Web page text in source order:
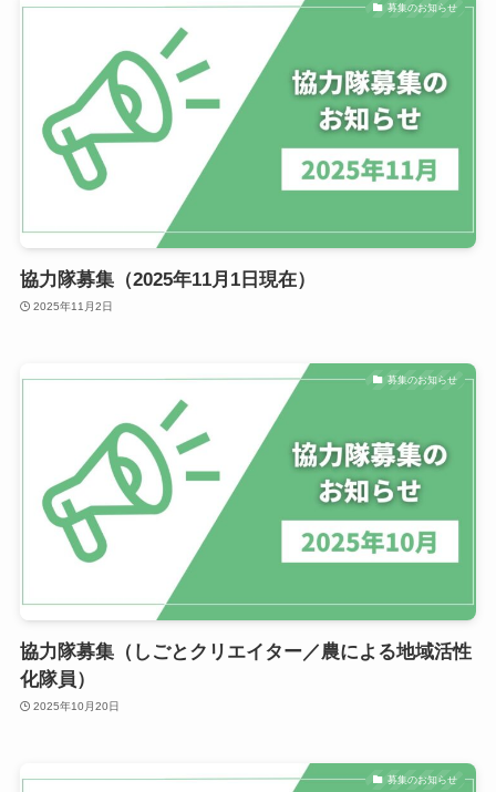
募集のお知らせ
協力隊募集（2025年11月1日現在）
2025年11月2日
募集のお知らせ
協力隊募集（しごとクリエイター／農による地域活性
化隊員）
2025年10月20日
募集のお知らせ